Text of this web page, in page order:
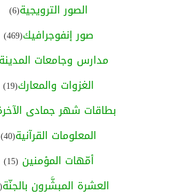
الصور الترويجية(6)
صور إنفوجرافيك(469)
مدارس وجامعات المدينة
الغزوات والمعارك(19)
بطاقات شهر جمادى
المعلومات القرآنية(40)
أمّهات المؤمنين (15)
العشرة المبشَّرون بالجنّة(15)